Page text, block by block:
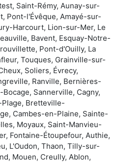
Saint-Rémy, Aunay-sur-
Pont-l'Évêque, Amayé-sur-
Harcourt, Lion-sur-Mer, Le
Bavent, Esquay-Notre-
Pont-d'Ouilly, La
Touques, Grainville-sur-
Soliers, Évrecy,
Ranville, Bernières-
Sannerville, Cagny,
Bretteville-
Cambes-en-Plaine, Sainte-
Moyaux, Saint-Manvieu-
Fontaine-Étoupefour, Authie,
L'Oudon, Thaon, Tilly-sur-
Mouen, Creully, Ablon,